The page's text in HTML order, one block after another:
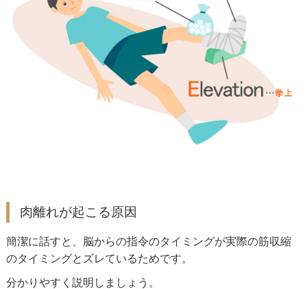
肉離れが起こる原因
簡潔に話すと、脳からの指令のタイミングが実際の筋収縮
のタイミングとズレているためです。
分かりやすく説明しましょう。